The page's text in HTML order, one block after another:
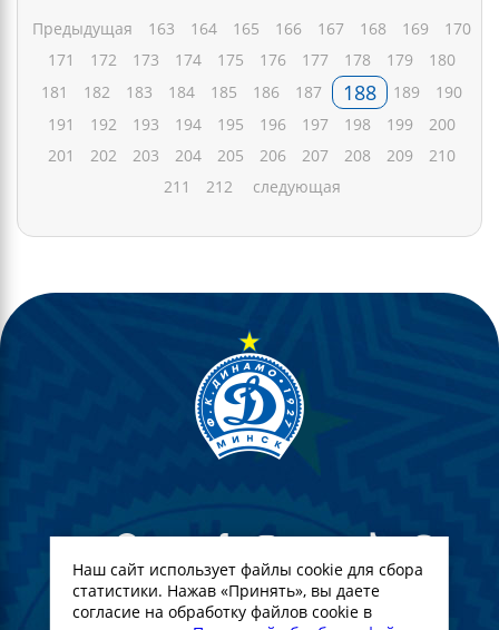
Предыдущая 163 164 165 166 167 168 169
170
171
172 173 174 175 176 177 178 179
180
181
182 183 184 185 186 187 188 189
190
191
192 193 194 195 196 197 198 199
200
201
202 203 204 205 206 207 208 209
210
211
212 следующая
Наш сайт использует файлы cookie для сбора
статистики. Нажав «Принять», вы даете
согласие на обработку файлов cookie в